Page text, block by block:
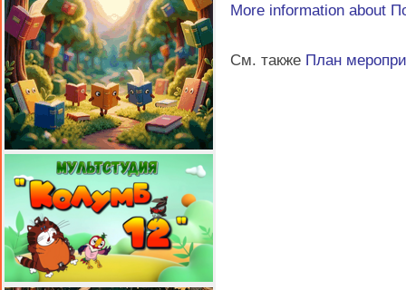
More information about
См. также План